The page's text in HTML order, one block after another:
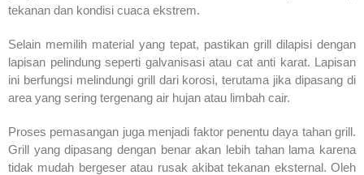
tekanan dan kondisi cuaca ekstrem.
Selain memilih material yang tepat, pastikan grill dilapisi dengan
lapisan pelindung seperti galvanisasi atau cat anti karat. Lapisan
ini berfungsi melindungi grill dari korosi, terutama jika dipasang di
area yang sering tergenang air hujan atau limbah cair.
Proses pemasangan juga menjadi faktor penentu daya tahan grill.
Grill yang dipasang dengan benar akan lebih tahan lama karena
tidak mudah bergeser atau rusak akibat tekanan eksternal. Oleh